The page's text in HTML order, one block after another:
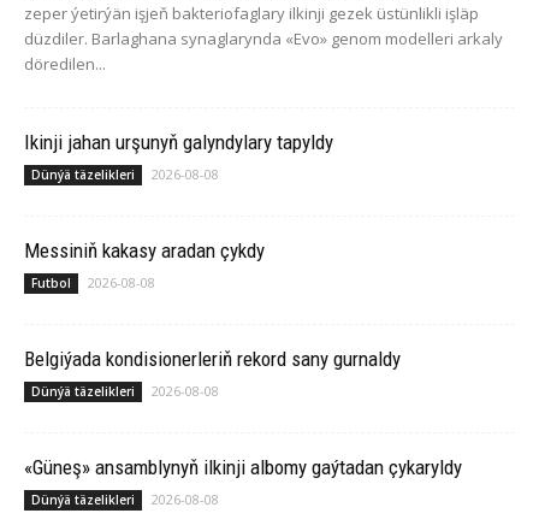
zeper ýetirýän işjeň bakteriofaglary ilkinji gezek üstünlikli işläp
düzdiler. Barlaghana synaglarynda «Evo» genom modelleri arkaly
döredilen...
Ikinji jahan urşunyň galyndylary tapyldy
Dünýä täzelikleri 2026-08-08
Messiniň kakasy aradan çykdy
Futbol 2026-08-08
Belgiýada kondisionerleriň rekord sany gurnaldy
Dünýä täzelikleri 2026-08-08
«Güneş» ansamblynyň ilkinji albomy gaýtadan çykaryldy
Dünýä täzelikleri 2026-08-08